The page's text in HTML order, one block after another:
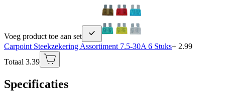
Voeg product toe aan set
Carpoint Steekzekering Assortiment 7.5-30A 6 Stuks+ 2.99
Totaal 3.39
Specificaties